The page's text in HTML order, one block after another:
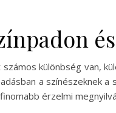
különbség van,
a színészeknek
érzelmi